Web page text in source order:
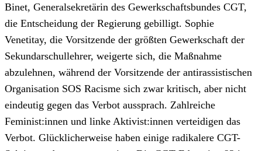
Binet, Generalsekretärin des Gewerkschaftsbundes CGT,
die Entscheidung der Regierung gebilligt. Sophie
Venetitay, die Vorsitzende der größten Gewerkschaft der
Sekundarschullehrer, weigerte sich, die Maßnahme
abzulehnen, während der Vorsitzende der antirassistischen
Organisation SOS Racisme sich zwar kritisch, aber nicht
eindeutig gegen das Verbot aussprach. Zahlreiche
Feminist:innen und linke Aktivist:innen verteidigen das
Verbot. Glücklicherweise haben einige radikalere CGT-